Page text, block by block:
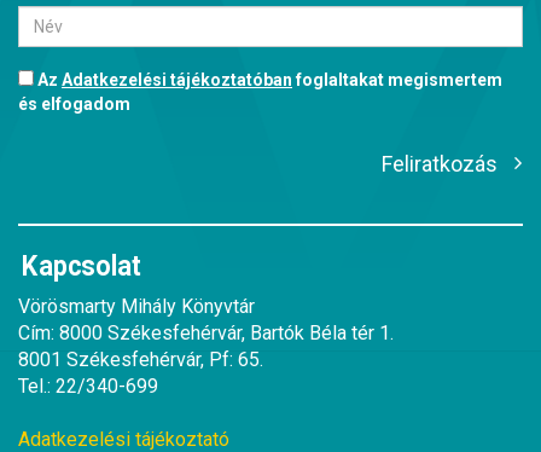
Az Adatkezelési tájékoztatóbanfoglaltakat megismertem
és elfogadom
Feliratkozás
Kapcsolat
Vörösmarty Mihály Könyvtár
Cím: 8000 Székesfehérvár, Bartók Béla tér 1.
8001 Székesfehérvár, Pf: 65.
Tel.: 22/340-699
Adatkezelési tájékoztató